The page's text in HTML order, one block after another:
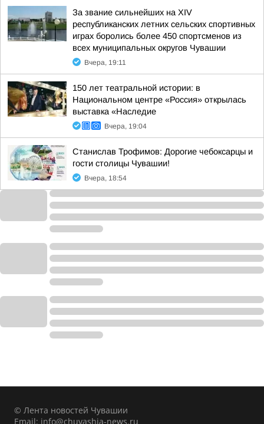
За звание сильнейших на XIV
республиканских летних сельских спортивных
играх боролись более 450 спортсменов из
всех муниципальных округов Чувашии
Вчера, 19:11
150 лет театральной истории: в
Национальном центре «Россия» открылась
выставка «Наследие
Вчера, 19:04
Станислав Трофимов: Дорогие чебоксарцы и
гости столицы Чувашии!
Вчера, 18:54
© Лента новостей Чувашии
Email: info@chuvashia-news.ru